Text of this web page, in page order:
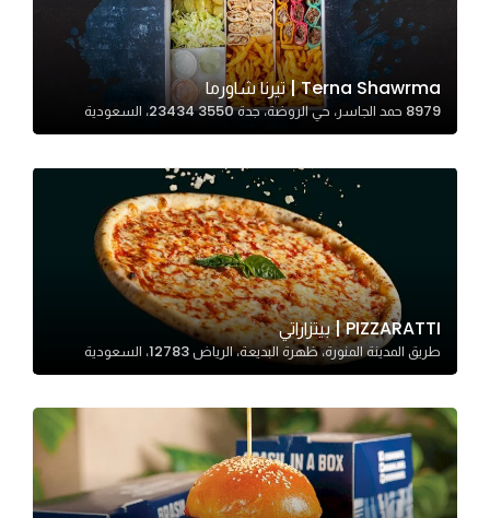
Terna Shawrma | تيرنا شاورما
8979 حمد الجاسر، حي الروضة، جدة 23434 3550، السعودية
PIZZARATTI | بيتزاراتي
طريق المدينة المنورة، ظهرة البديعة، الرياض 12783، السعودية
website to
function.
Statistics
functionality
and
structure,
based on
website is
used.